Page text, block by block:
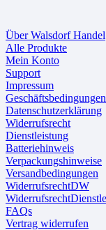
Über Walsdorf Handel
Alle Produkte
Mein Konto
Support
Impressum
Geschäftsbedingungen
Datenschutzerklärung
Widerrufsrecht
Dienstleistung
Batteriehinweis
Verpackungshinweise
Versandbedingungen
WiderrufsrechtDW
FAQs
Vertrag widerrufen